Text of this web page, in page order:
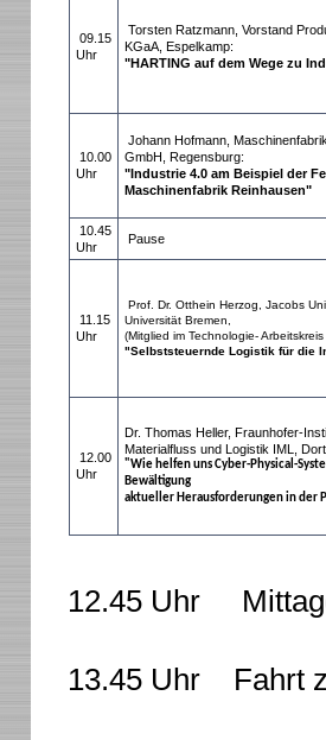
09.15
Uhr
Torsten Ratzmann, Vorstand
KGaA, Espelkamp:
"HARTING auf dem Wege zu
10.00
Uhr
Johann Hofmann,
GmbH, Regensburg:
"Industrie 4.0 am Beispiel der
Maschinenfabrik Reinhausen"
10.45
Uhr
Pause
11.15
Uhr
Prof. Dr. Otthein Herzog, Jacobs
Universität Bremen,
(Mitglied im Technologie-
"Selbststeuernde Logistik für die
12.00
Uhr
Dr. Thomas Heller, Fraunhofer-
Materialfluss und Logistik IML,
"Wie helfen uns Cyber-Physical-
Bewältigung
aktueller Herausforderungen in der
12.45 Uhr
13.45 Uhr Fahrt